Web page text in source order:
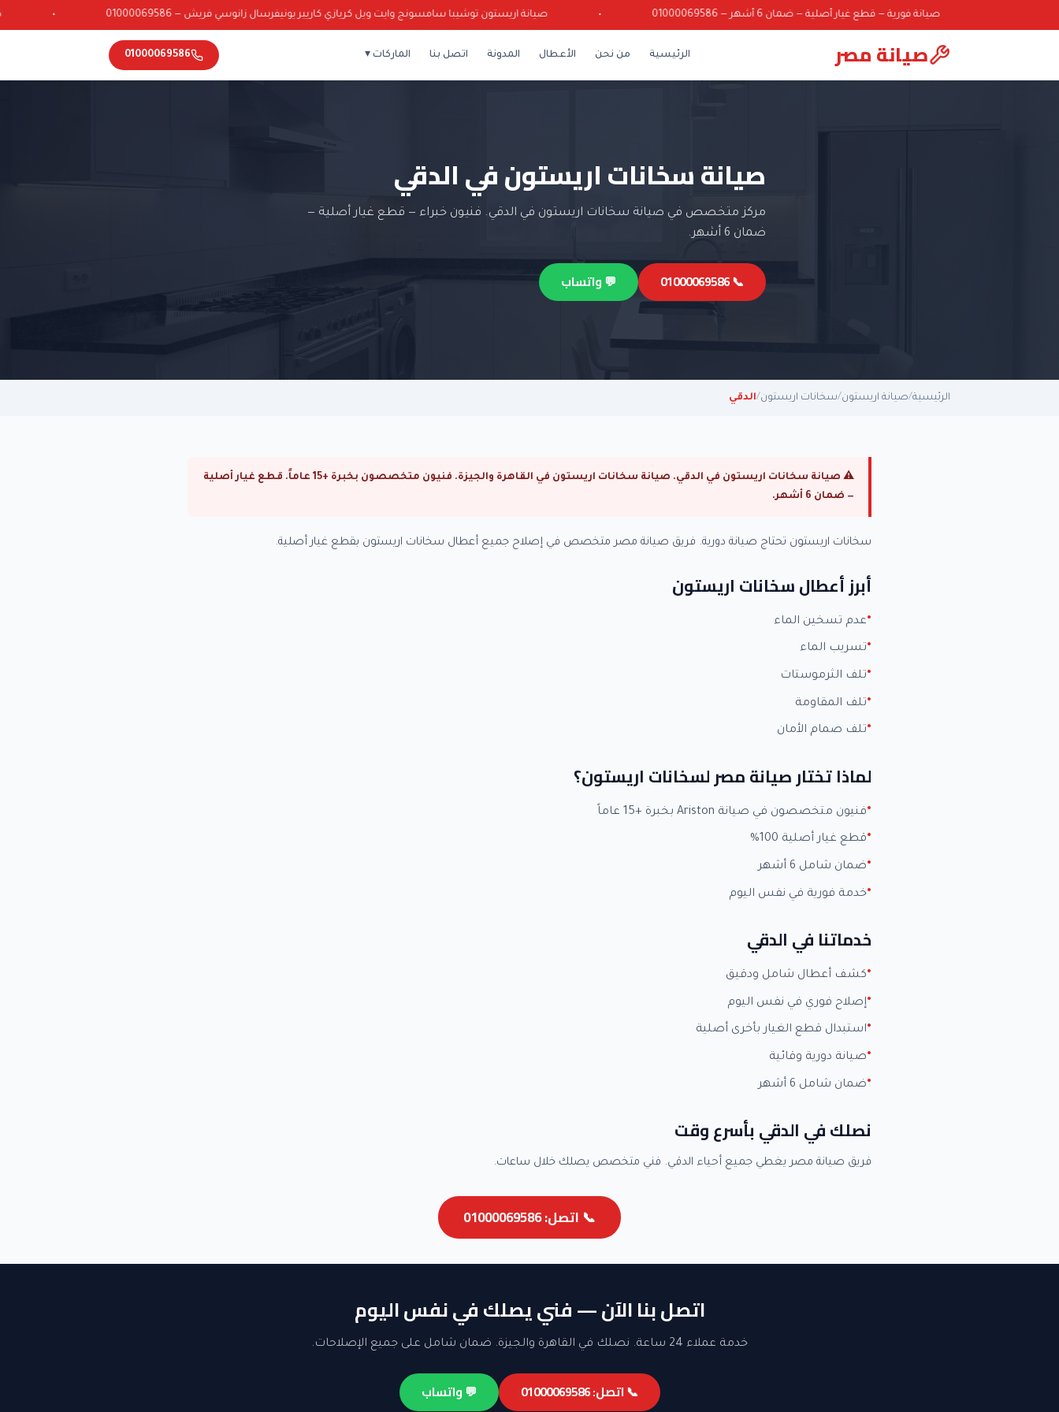
صيانة فورية — قطع غيار أصلية — ضمان 6 أشهر — 01000069586 صيانة اريستون توشيبا سامسونج وايت ويل كريازي كاريير يونيفرسال زانوسي فريش — 01000069586
صيانة مصر الرئيسية من نحن الأعطال المدونة اتصل بنا الماركات ▾ 01000069586
صيانة سخانات اريستون في الدقي
مركز متخصص في صيانة سخانات اريستون في الدقي. فنيون خبراء — قطع غيار أصلية —
ضمان 6 أشهر.
📞 01000069586 💬 واتساب
الرئيسية/صيانة اريستون/سخانات اريستون/الدقي
⚠ صيانة سخانات اريستون في الدقي. صيانة سخانات اريستون في القاهرة والجيزة. فنيون متخصصون بخبرة +15 عاماً. قطع غيار أصلية
— ضمان 6 أشهر.
سخانات اريستون تحتاج صيانة دورية. فريق صيانة مصر متخصص في إصلاح جميع أعطال سخانات اريستون بقطع غيار أصلية.
أبرز أعطال سخانات اريستون
عدم تسخين الماء
تسريب الماء
تلف الثرموستات
تلف المقاومة
تلف صمام الأمان
لماذا تختار صيانة مصر لسخانات اريستون؟
فنيون متخصصون في صيانة Ariston بخبرة +15 عاماً
قطع غيار أصلية 100%
ضمان شامل 6 أشهر
خدمة فورية في نفس اليوم
خدماتنا في الدقي
كشف أعطال شامل ودقيق
إصلاح فوري في نفس اليوم
استبدال قطع الغيار بأخرى أصلية
صيانة دورية وقائية
ضمان شامل 6 أشهر
نصلك في الدقي بأسرع وقت
فريق صيانة مصر يغطي جميع أحياء الدقي. فني متخصص يصلك خلال ساعات.
📞 اتصل: 01000069586
اتصل بنا الآن — فني يصلك في نفس اليوم
خدمة عملاء 24 ساعة. نصلك في القاهرة والجيزة. ضمان شامل على جميع الإصلاحات.
📞 اتصل: 01000069586 💬 واتساب